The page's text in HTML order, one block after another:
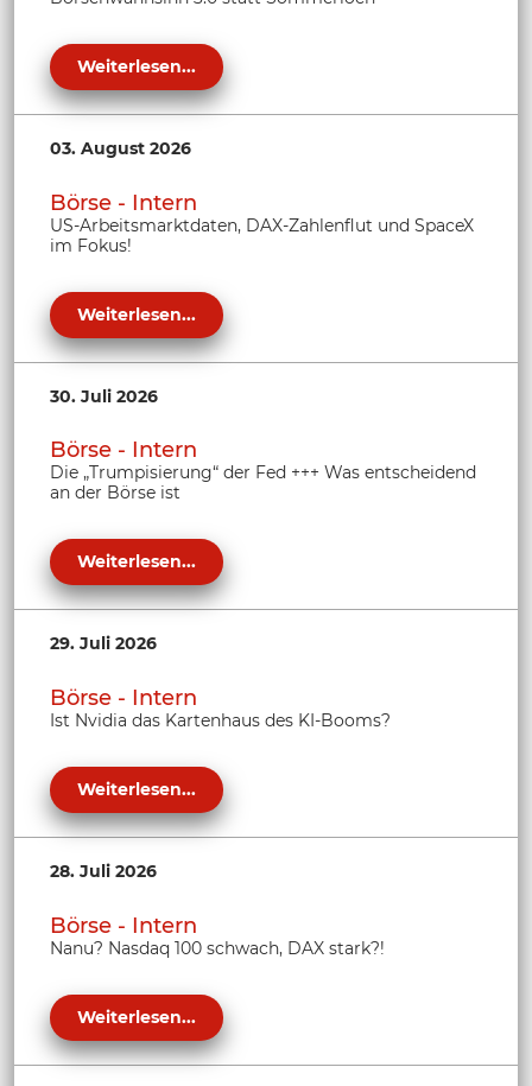
Weiterlesen...
03. August 2026
Börse - Intern
US-Arbeitsmarktdaten, DAX-Zahlenflut und SpaceX
im Fokus!
Weiterlesen...
30. Juli 2026
Börse - Intern
Die „Trumpisierung“ der Fed +++ Was entscheidend
an der Börse ist
Weiterlesen...
29. Juli 2026
Börse - Intern
Ist Nvidia das Kartenhaus des KI-Booms?
Weiterlesen...
28. Juli 2026
Börse - Intern
Nanu? Nasdaq 100 schwach, DAX stark?!
Weiterlesen...